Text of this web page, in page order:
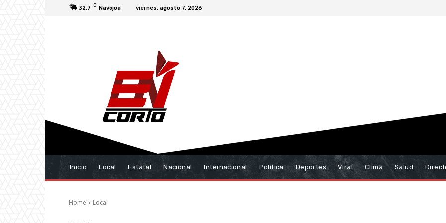
32.7 C Navojoa viernes, agosto 7, 2026
Inicio Local Estatal Nacional Internacional Política Deportes Viral Clima Salud
Home Local